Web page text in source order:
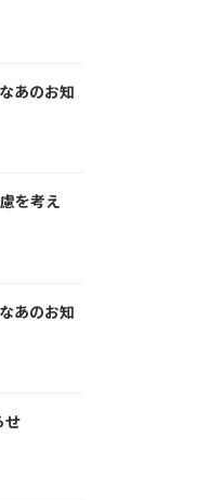
あのお知
を考え
あのお知
せ